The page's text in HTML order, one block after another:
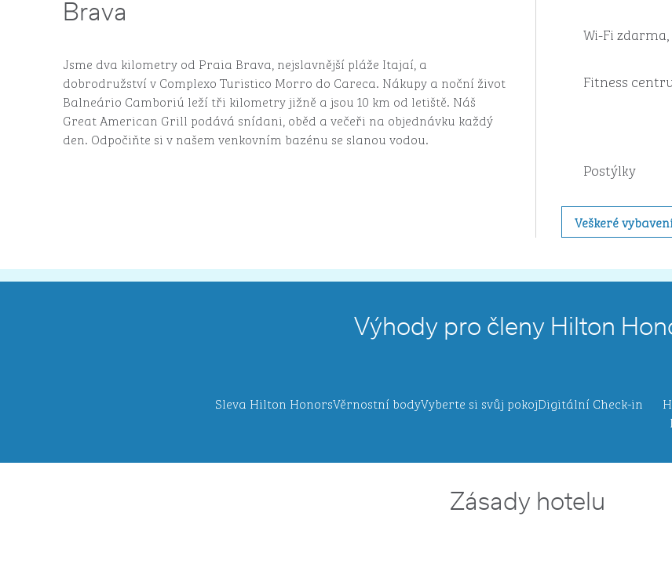
Brava
Jsme dva kilometry od Praia Brava, nejslavnější pláže Itajaí, a
dobrodružství v Complexo Turistico Morro do Careca. Nákupy a noční život
Balneário Camboriú leží tři kilometry jižně a jsou 10 km od letiště. Náš
Great American Grill podává snídani, oběd a večeři na objednávku každý
den. Odpočiňte si v našem venkovním bazénu se slanou vodou.
Wi-Fi zdarma,
Fitness
Postýlky
Veškeré
Výhody pro členy Hilton
Sleva Hilton HonorsVěrnostní bodyVyberte si svůj pokojDigitální Check-in
Zásady hotelu